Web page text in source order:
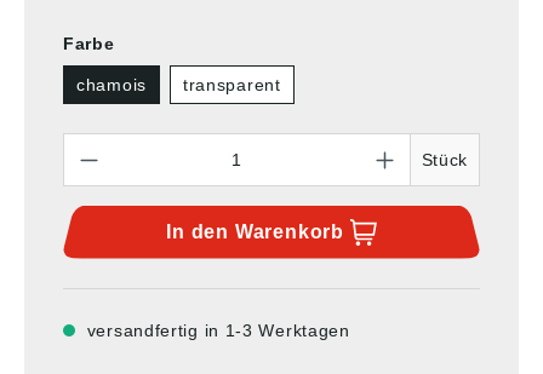
Farbe
chamois transparent
Stück
In den Warenkorb
versandfertig in 1-3 Werktagen